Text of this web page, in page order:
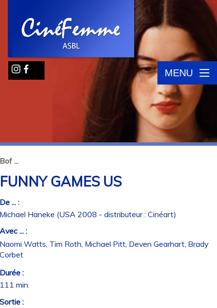
MENU
...
GAMES US
... :
Haneke (USA 2008 - distributeur : Cinéart)
... :
Watts, Tim Roth, Michael Pitt, Deven Gearhart, Brady
:
min.
: